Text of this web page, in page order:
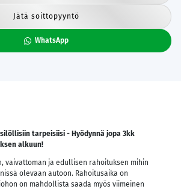
Jätä soittopyyntö
WhatsApp
tarpeisiisi - Hyödynnä jopa 3kk
alkuun!
vaivattoman ja edullisen rahoituksen mihin
olevaan autoon. Rahoitusaika on
on mahdollista saada myös viimeinen